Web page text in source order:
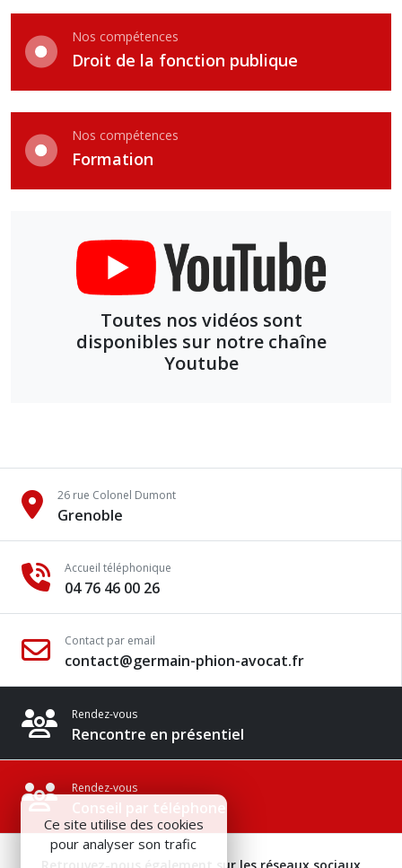
Nos compétences
Droit de la fonction publique
Nos compétences
Formation
Toutes nos vidéos sont
disponibles sur notre chaîne
Youtube
26 rue Colonel Dumont
Grenoble
Accueil téléphonique
04 76 46 00 26
Contact par email
contact@germain-phion-avocat.fr
Rendez-vous
Rencontre en présentiel
Rendez-vous
Conseil par téléphone
Ce site utilise des cookies
pour analyser son trafic